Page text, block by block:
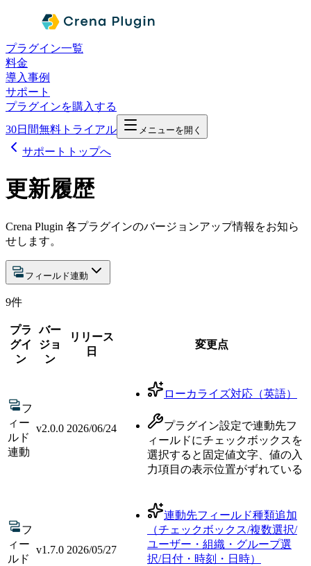
プラグイン一覧
料金
導入事例
サポート
プラグインを購入する
30日間無料トライアル
メニューを開く
サポートトップへ
更新履歴
Crena Plugin 各プラグインのバージョンアップ情報をお知ら
せします。
フィールド連動
9件
プラ
グイ
ン
バー
ジョ
ン
リリース
日
変更点
フ
ィー
ルド
連動
v2.0.0 2026/06/24
ローカライズ対応（英語）
プラグイン設定で連動先フ
ィールドにチェックボックスを
選択すると固定値文字、値の入
力項目の表示位置がずれている
フ
ィー
ルド
v1.7.0 2026/05/27
連動先フィールド種類追加
（チェックボックス/複数選択/
ユーザー・組織・グループ選
択/日付・時刻・日時）